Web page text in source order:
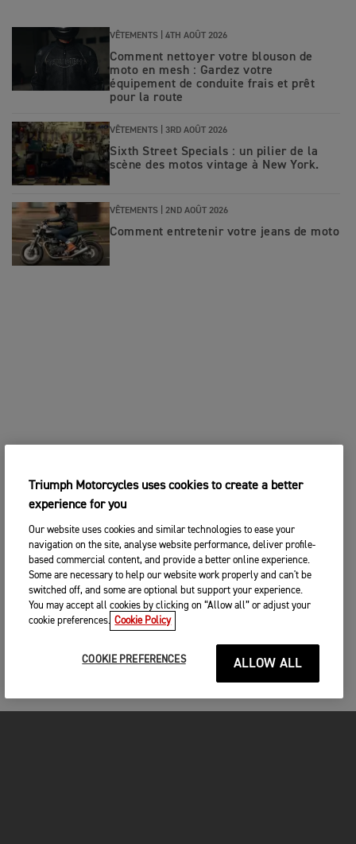
VÊTEMENTS | 4TH AOÛT 2026
Comment nettoyer votre blouson de
moto en mesh : Gardez votre
équipement de conduite frais et prêt
pour la route
VÊTEMENTS | 3RD AOÛT 2026
Sixth Street Specials : un pilier de la
scène des motos vintage à New York.
VÊTEMENTS | 2ND AOÛT 2026
Comment entretenir votre jeans de moto
Triumph Motorcycles uses cookies to create a better
experience for you
Our website uses cookies and similar technologies to ease your
navigation on the site, analyse website performance, deliver profile-
based commercial content, and provide a better online experience.
Some are necessary to help our website work properly and can't be
switched off, and some are optional but support your experience.
You may accept all cookies by clicking on “Allow all” or adjust your
cookie preferences. Cookie Policy
COOKIE PREFERENCES ALLOW ALL